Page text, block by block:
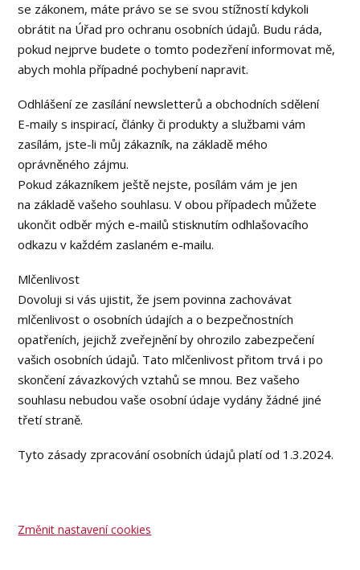
se zákonem, máte právo se se svou stížností kdykoli
obrátit na Úřad pro ochranu osobních údajů. Budu ráda,
pokud nejprve budete o tomto podezření informovat mě,
abych mohla případné pochybení napravit.
Odhlášení ze zasílání newsletterů a obchodních sdělení
E-maily s inspirací, články či produkty a službami vám
zasílám, jste-li můj zákazník, na základě mého
oprávněného zájmu.
Pokud zákazníkem ještě nejste, posílám vám je jen
na základě vašeho souhlasu. V obou případech můžete
ukončit odběr mých e-mailů stisknutím odhlašovacího
odkazu v každém zaslaném e-mailu.
Mlčenlivost
Dovoluji si vás ujistit, že jsem povinna zachovávat
mlčenlivost o osobních údajích a o bezpečnostních
opatřeních, jejichž zveřejnění by ohrozilo zabezpečení
vašich osobních údajů. Tato mlčenlivost přitom trvá i po
skončení závazkových vztahů se mnou. Bez vašeho
souhlasu nebudou vaše osobní údaje vydány žádné jiné
třetí straně.
Tyto zásady zpracování osobních údajů platí od 1.3.2024.
Změnit nastavení cookies